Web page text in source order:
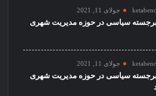
جولای 11, 2021
سیاسی در حوزه مدیریت شهری
جولای 11, 2021
سیاسی در حوزه مدیریت شهری